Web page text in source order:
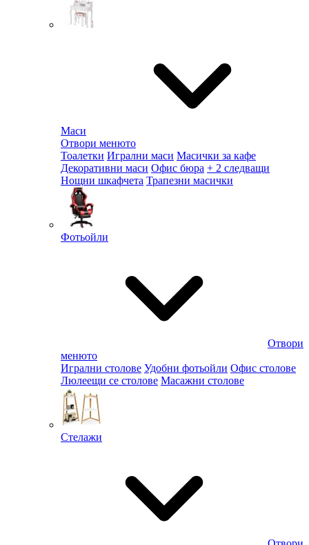
Маси
Отвори менюто
Тоалетки Игрални маси Масички за кафе
Декоративни маси Офис бюра + 2 следващи
Нощни шкафчета Трапезни масички
Фотьойли
Отвори
менюто
Игрални столове Удобни фотьойли Офис столове
Люлеещи се столове Масажни столове
Стелажи